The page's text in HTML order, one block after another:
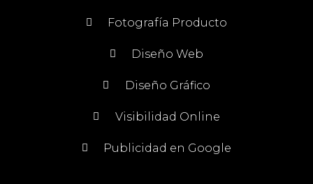
Fotografía Producto
Diseño Web
Diseño Gráfico
Visibilidad Online
Publicidad en Google